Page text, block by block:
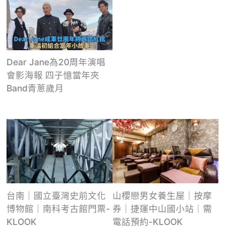
Dear Jane為20周年演唱
會影海報 四子憶當年夾
Band青蔥歲月
台南｜國立臺灣史前文化
博物館｜南科考古館門票-
KLOOK
山櫻戀男女養生屋｜按摩
券｜捷運中山國小站｜需
電話預約-KLOOK